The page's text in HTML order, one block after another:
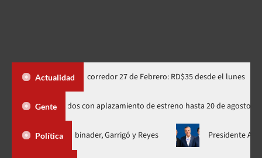
Actualidad
en corredor 27 de Febrero: RD$35 desde el lunes
Gente
rusos de Spider-Man indignados con aplazamiento de estreno hasta
Política
con Abinader, Garrigó y Reyes Presidente Abinader,